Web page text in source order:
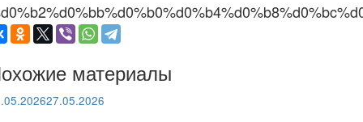
материалы
27.05.2026